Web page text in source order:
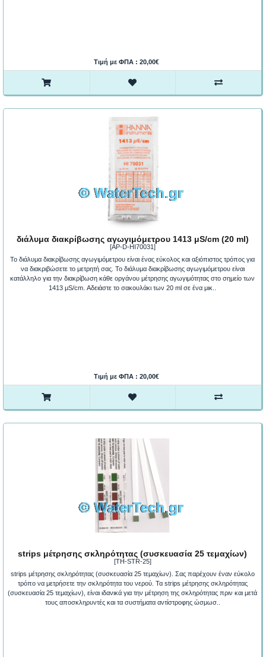
Τιμή με ΦΠΑ : 20,00€
διάλυμα διακρίβωσης αγωγιμόμετρου 1413 μS/cm (20 ml)
[AP-D-HI70031]
Το διάλυμα διακρίβωσης αγωγιμόμετρου είναι ένας εύκολος και αξιόπιστος τρόπος για
να διακριβώσετε το μετρητή σας. Το διάλυμα διακρίβωσης αγωγιμόμετρου είναι
κατάλληλο για την διακρίβωση κάθε οργάνου μέτρησης αγωγιμότητας στο σημείο των
1413 μS/cm. Αδειάστε το σακουλάκι των 20 ml σε ένα μικ..
Τιμή με ΦΠΑ : 20,00€
strips μέτρησης σκληρότητας (συσκευασία 25 τεμαχίων)
[TH-STR-25]
strips μέτρησης σκληρότητας (συσκευασία 25 τεμαχίων). Σας παρέχουν έναν εύκολο
τρόπο να μετρήσετε την σκληρότητα του νερού. Τα strips μέτρησης σκληρότητας
(συσκευασία 25 τεμαχίων), είναι ιδανικά για την μέτρηση της σκληρότητας πριν και μετά
τους αποσκληρυντές και τα συστήματα αντίστροφης ώσμωσ..